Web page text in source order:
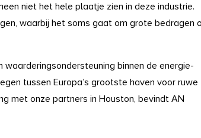
niet het hele plaatje zien in deze industrie.
waarbij het soms gaat om grote bedragen
binnen de energie-
tussen Europa’s grootste haven voor ruwe
met onze partners in Houston, bevindt AN